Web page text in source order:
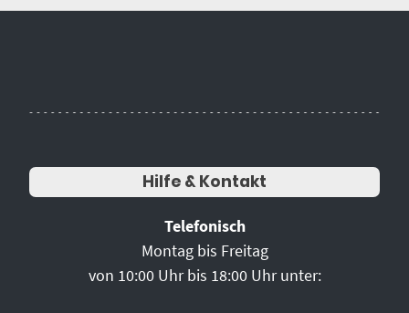
Hilfe & Kontakt
Telefonisch
Montag bis Freitag
von 10:00 Uhr bis 18:00 Uhr unter: